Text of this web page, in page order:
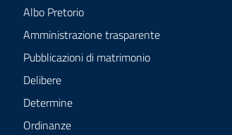
Albo Pretorio
Amministrazione trasparente
Pubblicazioni di matrimonio
Delibere
Determine
Ordinanze